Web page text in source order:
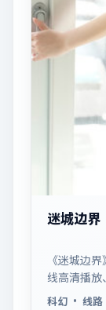
迷城边界
《迷城边
线高清播
明，适合休
科幻· 线路